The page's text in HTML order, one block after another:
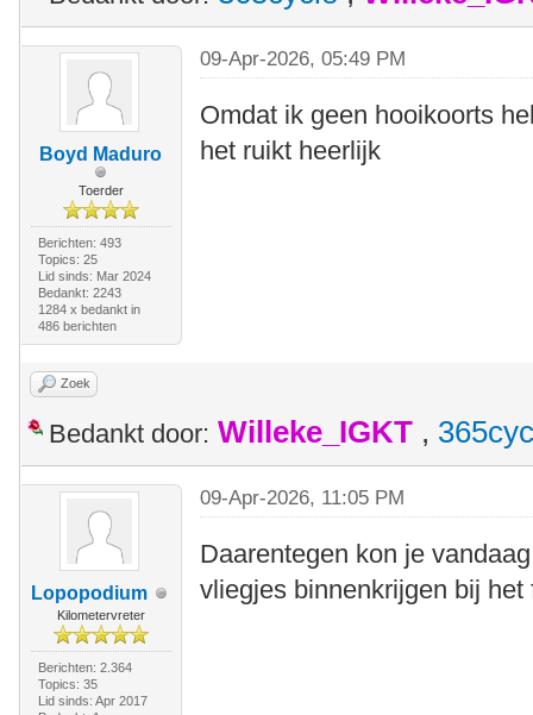
Boyd Maduro
Toerder
Berichten: 493
Topics: 25
Lid sinds: Mar 2024
Bedankt: 2243
1284 x bedankt in
486 berichten
09-Apr-2026, 05:49 PM
Omdat ik geen hooikoorts
het ruikt heerlijk
Zoek
Bedankt door: Willeke_IGKT ,
Lopopodium
Kilometervreter
Berichten: 2.364
Topics: 35
Lid sinds: Apr 2017
09-Apr-2026, 11:05 PM
Daarentegen kon je
vliegjes binnenkrijgen bij